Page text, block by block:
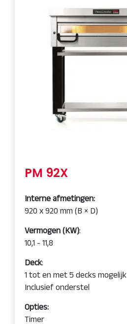
PM 92X
Interne afmetingen:
920 x 920 mm (B × D)
Vermogen (KW):
10,1 - 11,8
Deck:
1 tot en met 5 decks mogelijk
Inclusief onderstel
Opties:
Timer